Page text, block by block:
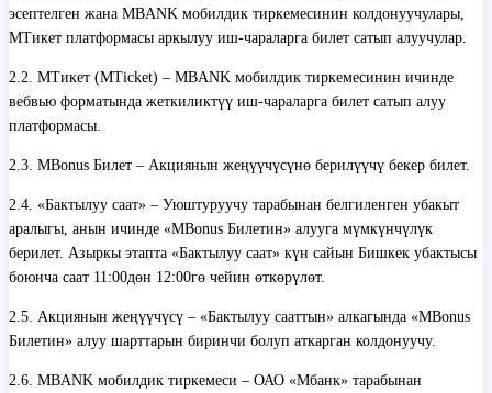
эсептелген жана MBANK мобилдик тиркемесинин колдонуучулары,
МТикет платформасы аркылуу иш-чараларга билет сатып алуучулар.
2.2. МТикет (MTicket) – MBANK мобилдик тиркемесинин ичинде
вебвью форматында жеткиликтүү иш-чараларга билет сатып алуу
платформасы.
2.3. MBonus Билет – Акциянын жеңүүчүсүнө берилүүчү бекер билет.
2.4. «Бактылуу саат» – Уюштуруучу тарабынан белгиленген убакыт
аралыгы, анын ичинде «MBonus Билетин» алууга мүмкүнчүлүк
берилет. Азыркы этапта «Бактылуу саат» күн сайын Бишкек убактысы
боюнча саат 11:00дөн 12:00гө чейин өткөрүлөт.
2.5. Акциянын жеңүүчүсү – «Бактылуу сааттын» алкагында «MBonus
Билетин» алуу шарттарын биринчи болуп аткарган колдонуучу.
2.6. MBANK мобилдик тиркемеси – ОАО «Мбанк» тарабынан